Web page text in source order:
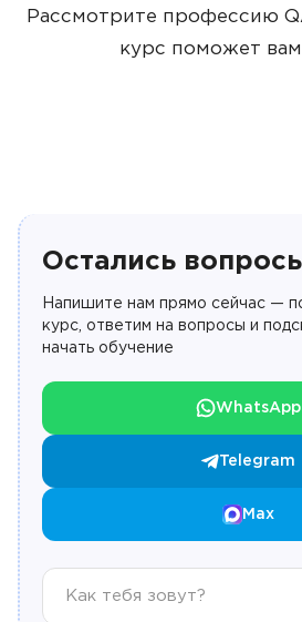
Рассмотрите профессию
курс поможет
Остались
Напишите нам прямо сейчас —
курс, ответим на вопросы и
начать обучение
WhatsApp
Telegram
Max